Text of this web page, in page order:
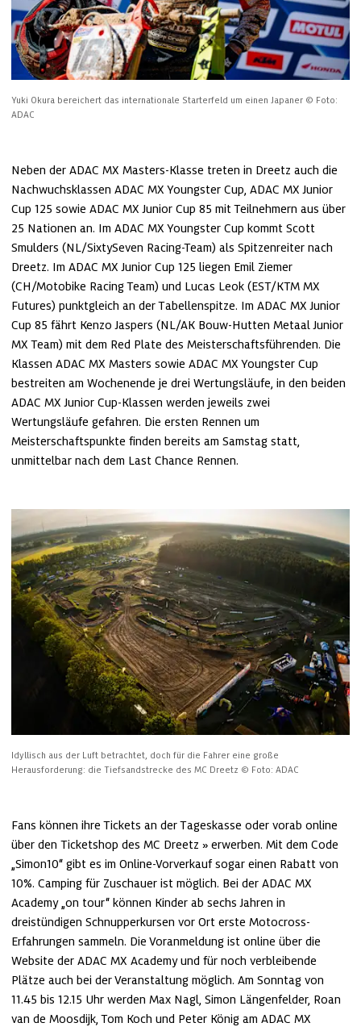
Yuki Okura bereichert das internationale Starterfeld um einen Japaner © Foto:
ADAC
Neben der ADAC MX Masters-Klasse treten in Dreetz auch die
Nachwuchsklassen ADAC MX Youngster Cup, ADAC MX Junior
Cup 125 sowie ADAC MX Junior Cup 85 mit Teilnehmern aus über
25 Nationen an. Im ADAC MX Youngster Cup kommt Scott
Smulders (NL/SixtySeven Racing-Team) als Spitzenreiter nach
Dreetz. Im ADAC MX Junior Cup 125 liegen Emil Ziemer
(CH/Motobike Racing Team) und Lucas Leok (EST/KTM MX
Futures) punktgleich an der Tabellenspitze. Im ADAC MX Junior
Cup 85 fährt Kenzo Jaspers (NL/AK Bouw-Hutten Metaal Junior
MX Team) mit dem Red Plate des Meisterschaftsführenden. Die
Klassen ADAC MX Masters sowie ADAC MX Youngster Cup
bestreiten am Wochenende je drei Wertungsläufe, in den beiden
ADAC MX Junior Cup-Klassen werden jeweils zwei
Wertungsläufe gefahren. Die ersten Rennen um
Meisterschaftspunkte finden bereits am Samstag statt,
unmittelbar nach dem Last Chance Rennen.
Idyllisch aus der Luft betrachtet, doch für die Fahrer eine große
Herausforderung: die Tiefsandstrecke des MC Dreetz © Foto: ADAC
Fans können ihre Tickets an der Tageskasse oder vorab online
über den Ticketshop des MC Dreetz
erwerben. Mit dem Code
„Simon10“ gibt es im Online-Vorverkauf sogar einen Rabatt von
10%. Camping für Zuschauer ist möglich. Bei der ADAC MX
Academy „on tour“ können Kinder ab sechs Jahren in
dreistündigen Schnupperkursen vor Ort erste Motocross-
Erfahrungen sammeln. Die Voranmeldung ist online über die
Website der ADAC MX Academy und für noch verbleibende
Plätze auch bei der Veranstaltung möglich. Am Sonntag von
11.45 bis 12.15 Uhr werden Max Nagl, Simon Längenfelder, Roan
van de Moosdijk, Tom Koch und Peter König am ADAC MX